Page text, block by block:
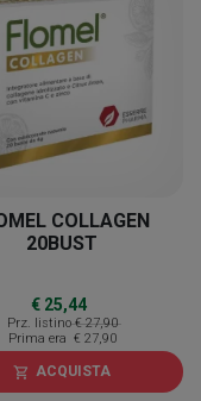
COLLAGEN
20BUST
€ 25,44
Prz. listino € 27,90
Prima era € 27,90
shopping_cart ACQUISTA